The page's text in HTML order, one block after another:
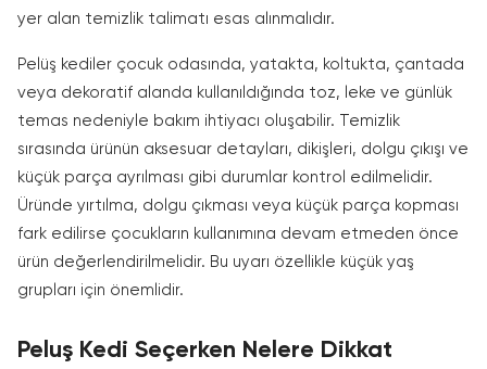
yer alan temizlik talimatı esas alınmalıdır.
Pelüş kediler çocuk odasında, yatakta, koltukta, çantada
veya dekoratif alanda kullanıldığında toz, leke ve günlük
temas nedeniyle bakım ihtiyacı oluşabilir. Temizlik
sırasında ürünün aksesuar detayları, dikişleri, dolgu çıkışı ve
küçük parça ayrılması gibi durumlar kontrol edilmelidir.
Üründe yırtılma, dolgu çıkması veya küçük parça kopması
fark edilirse çocukların kullanımına devam etmeden önce
ürün değerlendirilmelidir. Bu uyarı özellikle küçük yaş
grupları için önemlidir.
Peluş Kedi Seçerken Nelere Dikkat